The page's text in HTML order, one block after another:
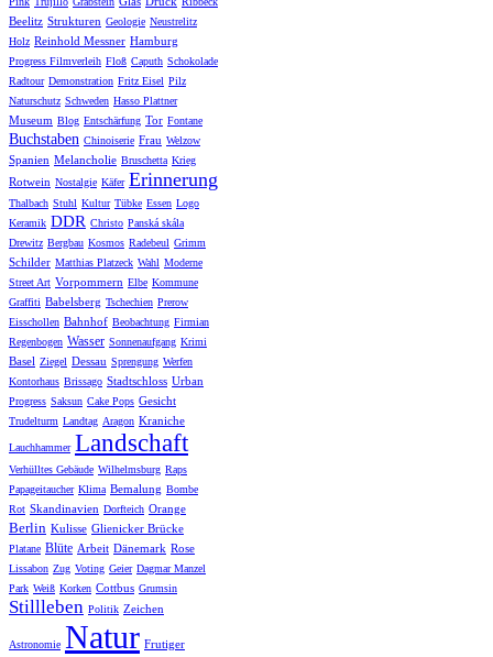
Beelitz Strukturen Geologie Neustrelitz
Holz Reinhold Messner Hamburg
Progress Filmverleih Floß Caputh Schokolade
Radtour Demonstration Fritz Eisel Pilz
Naturschutz Schweden Hasso Plattner
Museum Blog Entschärfung Tor Fontane
Buchstaben Chinoiserie Frau Welzow
Spanien Melancholie Bruschetta Krieg
Rotwein Nostalgie Käfer Erinnerung
Thalbach Stuhl Kultur Tübke Essen Logo
Keramik DDR Christo Panská skála
Drewitz Bergbau Kosmos Radebeul Grimm
Schilder Matthias Platzeck Wahl Moderne
Street Art Vorpommern Elbe Kommune
Graffiti Babelsberg Tschechien Prerow
Eisschollen Bahnhof Beobachtung Firmian
Regenbogen Wasser Sonnenaufgang Krimi
Basel Ziegel Dessau Sprengung Werfen
Kontorhaus Brissago Stadtschloss Urban
Progress Saksun Cake Pops Gesicht
Trudelturm Landtag Aragon Kraniche
Lauchhammer Landschaft
Verhülltes Gebäude Wilhelmsburg Raps
Papageitaucher Klima Bemalung Bombe
Rot Skandinavien Dorfteich Orange
Berlin Kulisse Glienicker Brücke
Platane Blüte Arbeit Dänemark Rose
Lissabon Zug Voting Geier Dagmar Manzel
Park Weiß Korken Cottbus Grumsin
Stillleben Politik Zeichen
Astronomie Natur Frutiger